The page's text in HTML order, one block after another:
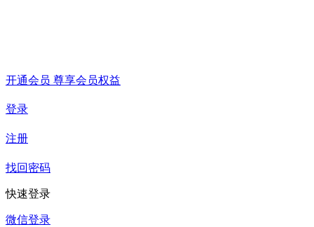
开通会员 尊享会员权益
登录
注册
找回密码
快速登录
微信登录